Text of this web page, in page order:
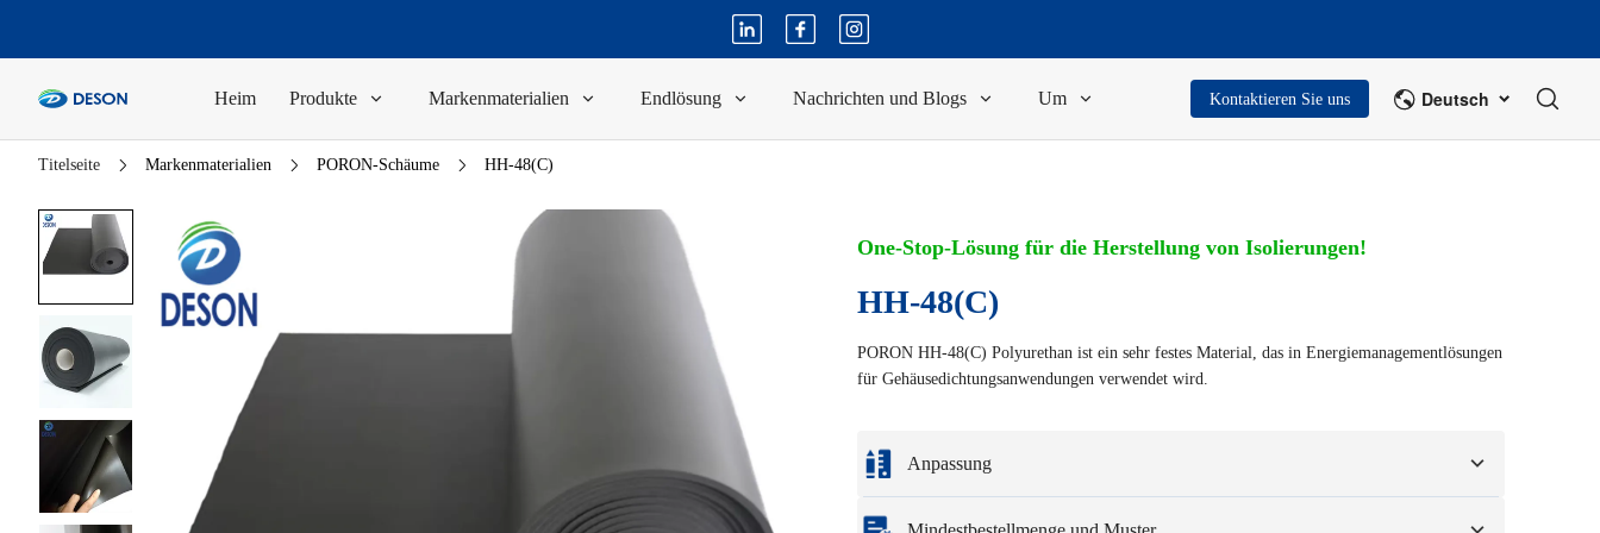
Heim Produkte Markenmaterialien Endlösung Nachrichten und Blogs Um Kontaktieren Sie uns Deutsch
Titelseite Markenmaterialien PORON-Schäume HH-48(C)
One-Stop-Lösung für die Herstellung von Isolierungen!
HH-48(C)
PORON HH-48(C) Polyurethan ist ein sehr festes Material, das in Energiemanagementlösungen
für Gehäusedichtungsanwendungen verwendet wird.
Anpassung